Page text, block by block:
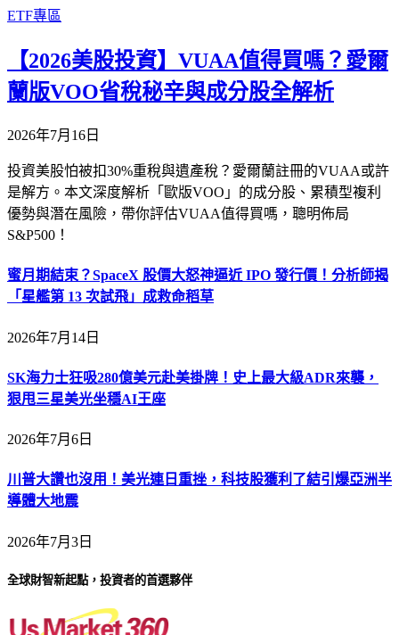
ETF專區
【2026美股投資】VUAA值得買嗎？愛爾
蘭版VOO省稅秘辛與成分股全解析
2026年7月16日
投資美股怕被扣30%重稅與遺產稅？愛爾蘭註冊的VUAA或許
是解方。本文深度解析「歐版VOO」的成分股、累積型複利
優勢與潛在風險，帶你評估VUAA值得買嗎，聰明佈局
S&P500！
蜜月期結束？SpaceX 股價大怒神逼近 IPO 發行價！分析師揭
「星艦第 13 次試飛」成救命稻草
2026年7月14日
SK海力士狂吸280億美元赴美掛牌！史上最大級ADR來襲，
狠甩三星美光坐穩AI王座
2026年7月6日
川普大讚也沒用！美光連日重挫，科技股獲利了結引爆亞洲半
導體大地震
2026年7月3日
全球財智新起點，投資者的首選夥伴